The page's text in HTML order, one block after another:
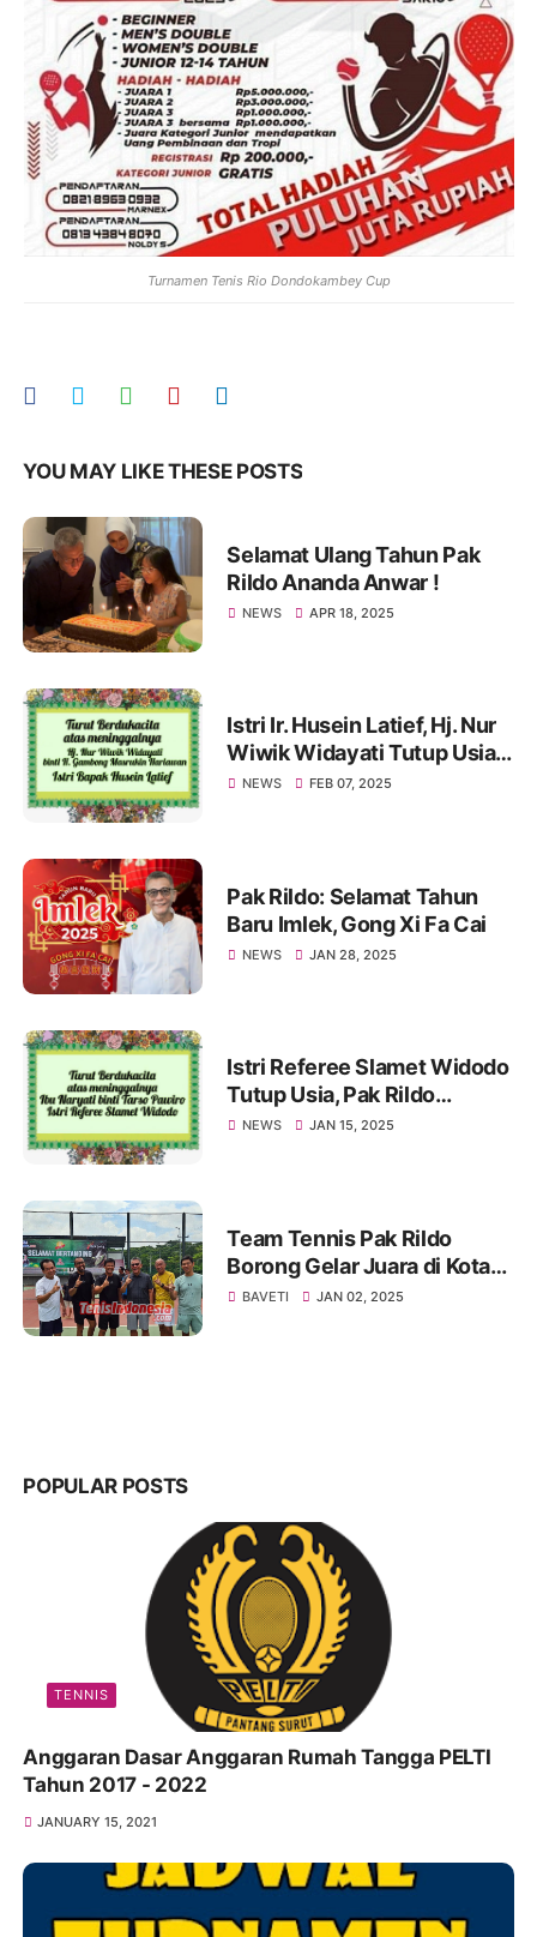
Turnamen Tenis Rio Dondokambey Cup
YOU MAY LIKE THESE POSTS
Selamat Ulang Tahun Pak
Rildo Ananda Anwar !
NEWS APR 18, 2025
Istri Ir. Husein Latief, Hj. Nur
Wiwik Widayati Tutup Usia.
Pak Rildo Sampaikan
NEWS FEB 07, 2025
Pak Rildo: Selamat Tahun
Baru Imlek, Gong Xi Fa Cai
NEWS JAN 28, 2025
Istri Referee Slamet Widodo
Tutup Usia, Pak Rildo
Sampaikan Ucapan
NEWS JAN 15, 2025
Team Tennis Pak Rildo
Borong Gelar Juara di Kota
Atlas
BAVETI JAN 02, 2025
POPULAR POSTS
TENNIS
Anggaran Dasar Anggaran Rumah Tangga PELTI
Tahun 2017 - 2022
JANUARY 15, 2021